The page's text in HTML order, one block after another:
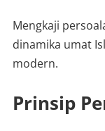
Mengkaji
dinamika umat
modern.
Prinsip